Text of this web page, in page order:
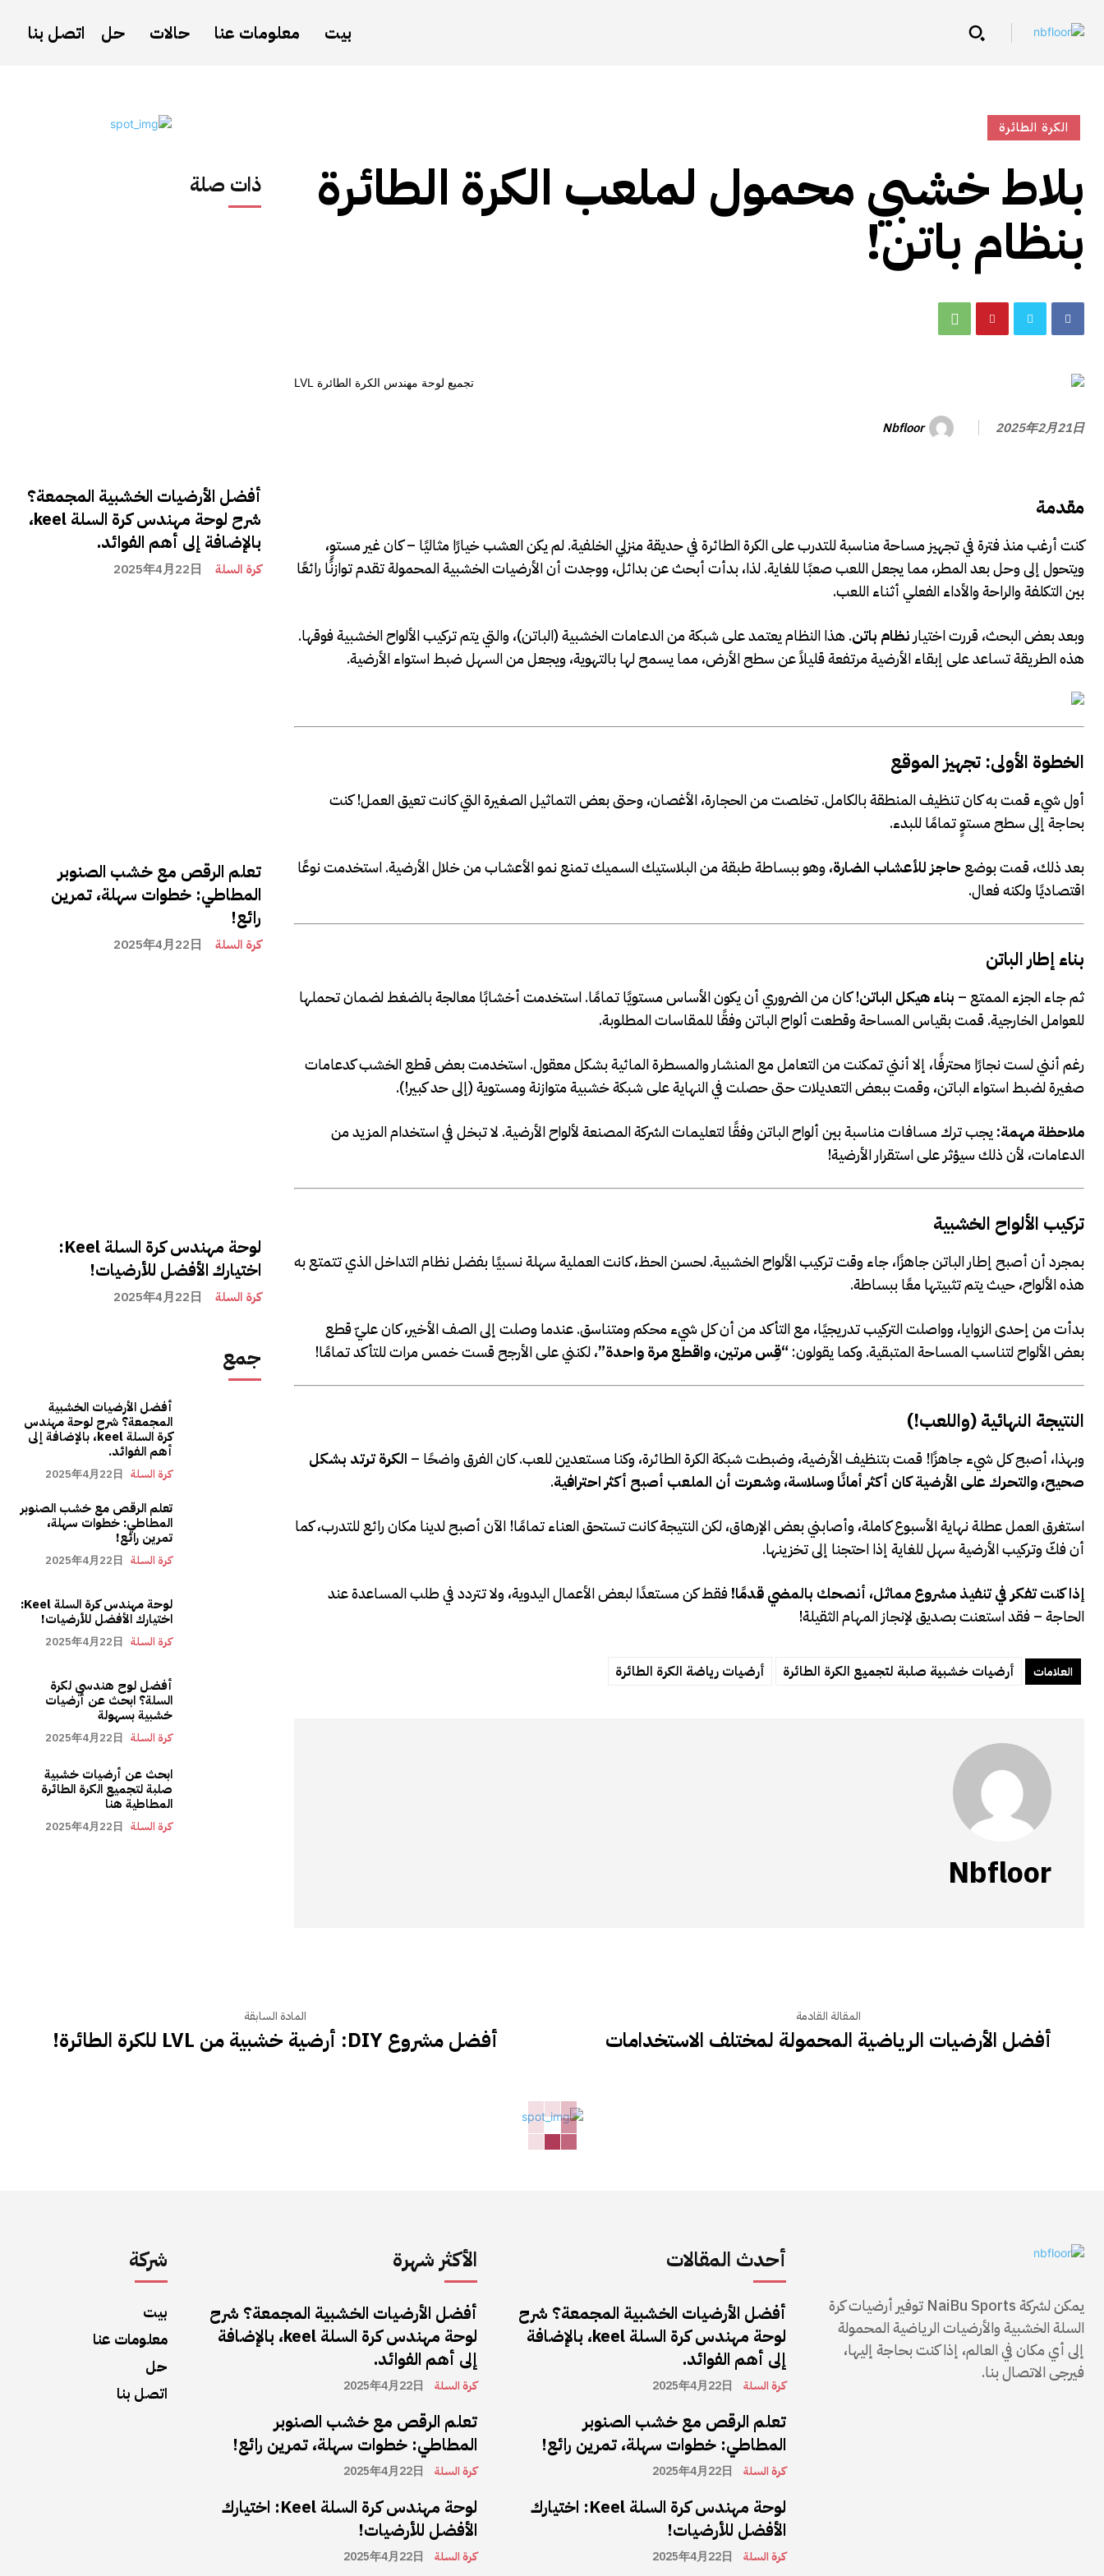
بيت معلومات عنا حالات حل اتصل بنا
ذات صلة
أفضل الأرضيات الخشبية المجمعة؟
شرح لوحة مهندس كرة السلة keel،
بالإضافة إلى أهم الفوائد.
كرة السلة 2025年4月22日
تعلم الرقص مع خشب الصنوبر
المطاطي: خطوات سهلة، تمرين
رائع!
كرة السلة 2025年4月22日
لوحة مهندس كرة السلة Keel:
اختيارك الأفضل للأرضيات!
كرة السلة 2025年4月22日
جمع
أفضل الأرضيات الخشبية
المجمعة؟ شرح لوحة مهندس
كرة السلة keel، بالإضافة إلى
أهم الفوائد.
كرة السلة 2025年4月22日
تعلم الرقص مع خشب الصنوبر
المطاطي: خطوات سهلة،
تمرين رائع!
كرة السلة 2025年4月22日
لوحة مهندس كرة السلة Keel:
اختيارك الأفضل للأرضيات!
كرة السلة 2025年4月22日
أفضل لوح هندسي لكرة
السلة؟ ابحث عن أرضيات
خشبية بسهولة
كرة السلة 2025年4月22日
ابحث عن أرضيات خشبية
صلبة لتجميع الكرة الطائرة
المطاطية هنا
كرة السلة 2025年4月22日
الكرة الطائرة
بلاط خشبي محمول لملعب الكرة الطائرة
بنظام باتن!
2025年2月21日
Nbfloor
مقدمة
كنت أرغب منذ فترة في تجهيز مساحة مناسبة للتدرب على الكرة الطائرة في حديقة منزلي الخلفية. لم يكن العشب خيارًا مثاليًا – كان غير مستوٍ،
ويتحول إلى وحل بعد المطر، مما يجعل اللعب صعبًا للغاية. لذا، بدأت أبحث عن بدائل، ووجدت أن الأرضيات الخشبية المحمولة تقدم توازنًا رائعًا
بين التكلفة والراحة والأداء الفعلي أثناء اللعب.
وبعد بعض البحث، قررت اختيار نظام باتن. هذا النظام يعتمد على شبكة من الدعامات الخشبية (الباتن)، والتي يتم تركيب الألواح الخشبية فوقها.
هذه الطريقة تساعد على إبقاء الأرضية مرتفعة قليلاً عن سطح الأرض، مما يسمح لها بالتهوية، ويجعل من السهل ضبط استواء الأرضية.
الخطوة الأولى: تجهيز الموقع
أول شيء قمت به كان تنظيف المنطقة بالكامل. تخلصت من الحجارة، الأغصان، وحتى بعض التماثيل الصغيرة التي كانت تعيق العمل! كنت
بحاجة إلى سطح مستوٍ تمامًا للبدء.
بعد ذلك، قمت بوضعحاجز للأعشاب الضارة، وهو ببساطة طبقة من البلاستيك السميك تمنع نمو الأعشاب من خلال الأرضية. استخدمت نوعًا
اقتصاديًا ولكنه فعال.
بناء إطار الباتن
ثم جاء الجزء الممتع – بناء هيكل الباتن! كان من الضروري أن يكون الأساس مستويًا تمامًا. استخدمت أخشابًا معالجة بالضغط لضمان تحملها
للعوامل الخارجية. قمت بقياس المساحة وقطعت ألواح الباتن وفقًا للمقاسات المطلوبة.
رغم أنني لست نجارًا محترفًا، إلا أنني تمكنت من التعامل مع المنشار والمسطرة المائية بشكل معقول. استخدمت بعض قطع الخشب كدعامات
صغيرة لضبط استواء الباتن، وقمت ببعض التعديلات حتى حصلت في النهاية على شبكة خشبية متوازنة ومستوية (إلى حد كبير!).
ملاحظة مهمة:يجب ترك مسافات مناسبة بين ألواح الباتن وفقًا لتعليمات الشركة المصنعة لألواح الأرضية. لا تبخل في استخدام المزيد من
الدعامات، لأن ذلك سيؤثر على استقرار الأرضية!
تركيب الألواح الخشبية
بمجرد أن أصبح إطار الباتن جاهزًا، جاء وقت تركيب الألواح الخشبية. لحسن الحظ، كانت العملية سهلة نسبيًا بفضل نظام التداخل الذي تتمتع به
هذه الألواح، حيث يتم تثبيتها معًا ببساطة.
بدأت من إحدى الزوايا، وواصلت التركيب تدريجيًا، مع التأكد من أن كل شيء محكم ومتناسق. عندما وصلت إلى الصف الأخير، كان عليّ قطع
بعض الألواح لتناسب المساحة المتبقية. وكما يقولون:“قِس مرتين، واقطع مرة واحدة”، لكنني على الأرجح قست خمس مرات للتأكد تمامًا!
النتيجة النهائية (واللعب!)
وبهذا، أصبح كل شيء جاهزًا! قمت بتنظيف الأرضية، وضبطت شبكة الكرة الطائرة، وكنا مستعدين للعب. كان الفرق واضحًا – الكرة ترتد بشكل
صحيح، والتحرك على الأرضية كان أكثر أمانًا وسلاسة، وشعرت أن الملعب أصبح أكثر احترافية.
استغرق العمل عطلة نهاية الأسبوع كاملة، وأصابني بعض الإرهاق، لكن النتيجة كانت تستحق العناء تمامًا! الآن أصبح لدينا مكان رائع للتدرب، كما
أن فكّ وتركيب الأرضية سهل للغاية إذا احتجنا إلى تخزينها.
إذا كنت تفكر في تنفيذ مشروع مماثل، أنصحك بالمضي قدمًا!فقط كن مستعدًا لبعض الأعمال اليدوية، ولا تتردد في طلب المساعدة عند
الحاجة – فقد استعنت بصديق لإنجاز المهام الثقيلة!
العلامات أرضيات خشبية صلبة لتجميع الكرة الطائرة أرضيات رياضة الكرة الطائرة
Nbfloor
المادة السابقة
أفضل مشروع DIY: أرضية خشبية من LVL للكرة الطائرة!
المقالة القادمة
أفضل الأرضيات الرياضية المحمولة لمختلف الاستخدامات
شركة
بيت
معلومات عنا
حل
اتصل بنا
الأكثر شهرة
أفضل الأرضيات الخشبية المجمعة؟ شرح
لوحة مهندس كرة السلة keel، بالإضافة
إلى أهم الفوائد.
كرة السلة 2025年4月22日
تعلم الرقص مع خشب الصنوبر
المطاطي: خطوات سهلة، تمرين رائع!
كرة السلة 2025年4月22日
لوحة مهندس كرة السلة Keel: اختيارك
الأفضل للأرضيات!
كرة السلة 2025年4月22日
أحدث المقالات
أفضل الأرضيات الخشبية المجمعة؟ شرح
لوحة مهندس كرة السلة keel، بالإضافة
إلى أهم الفوائد.
كرة السلة 2025年4月22日
تعلم الرقص مع خشب الصنوبر
المطاطي: خطوات سهلة، تمرين رائع!
كرة السلة 2025年4月22日
لوحة مهندس كرة السلة Keel: اختيارك
الأفضل للأرضيات!
كرة السلة 2025年4月22日
يمكن لشركة NaiBu Sports توفير أرضيات كرة
السلة الخشبية والأرضيات الرياضية المحمولة
إلى أي مكان في العالم، إذا كنت بحاجة إليها،
فيرجى الاتصال بنا.